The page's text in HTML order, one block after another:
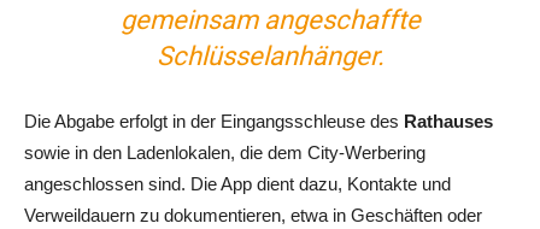
gemeinsam angeschaffte
Schlüsselanhänger.
Die Abgabe erfolgt in der Eingangsschleuse des Rathauses
sowie in den Ladenlokalen, die dem City-Werbering
angeschlossen sind. Die App dient dazu, Kontakte und
Verweildauern zu dokumentieren, etwa in Geschäften oder